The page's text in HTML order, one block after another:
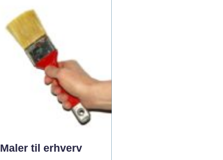
deletradition, og
resultatet er en afslappet
spiseform, hvor smag,
fællesskab og
fleksibilitet går hånd i
Maler til erhverv